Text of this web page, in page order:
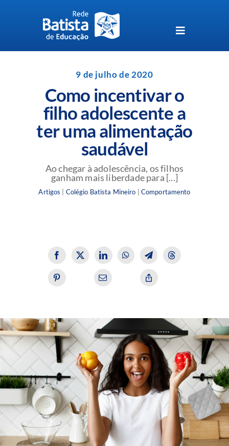
Toggle
Navigation
Perguntas Frequentes
Blog da Rede Batista
9 de julho de 2020
Como incentivar o
filho adolescente a
ter uma alimentação
saudável
Ao chegar à adolescência, os filhos
ganham mais liberdade para [...]
Artigos Colégio Batista Mineiro Comportamento